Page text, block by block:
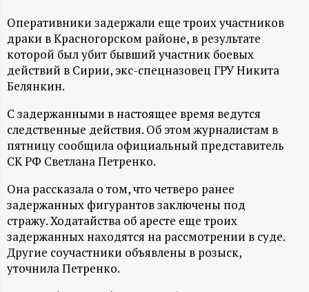
А
Н
-
и
н
ф
о
р
м
Оперативники задержали еще троих участников
драки в Красногорском районе, в результате
которой был убит бывший участник боевых
действий в Сирии, экс-спецназовец ГРУ Никита
Белянкин.
С задержанными в настоящее время ведутся
следственные действия. Об этом журналистам в
пятницу сообщила официальный представитель
СК РФ Светлана Петренко.
Она рассказала о том, что четверо ранее
задержанных фигурантов заключены под
стражу. Ходатайства об аресте еще троих
задержанных находятся на рассмотрении в суде.
Другие соучастники объявлены в розыск,
уточнила Петренко.